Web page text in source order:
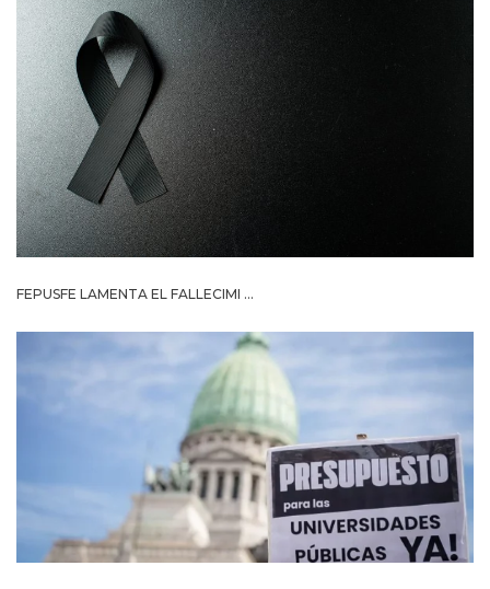
FEPUSFE LAMENTA EL FALLECIMI ...